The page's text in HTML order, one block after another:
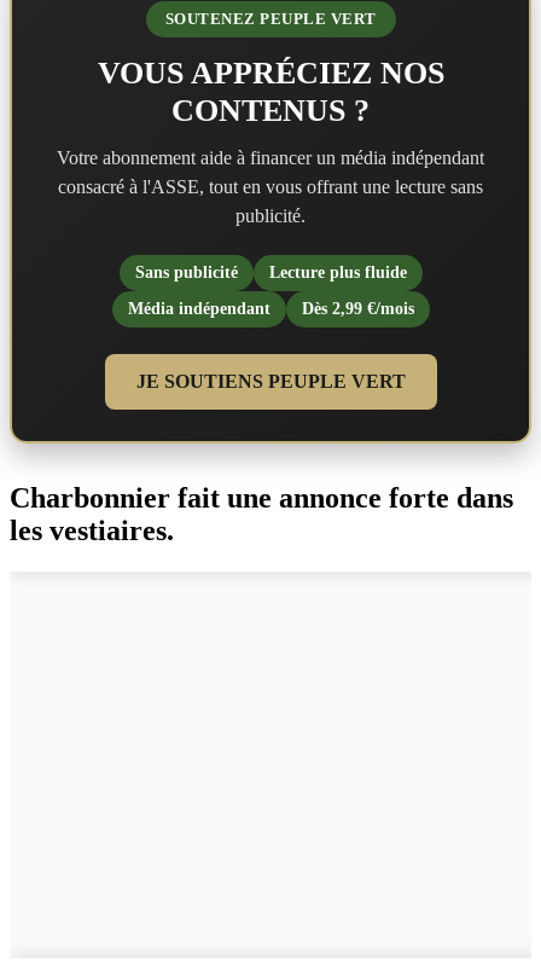
SOUTENEZ PEUPLE VERT
VOUS APPRÉCIEZ NOS
CONTENUS ?
Votre abonnement aide à financer un média indépendant
consacré à l'ASSE, tout en vous offrant une lecture sans
publicité.
Sans publicité
Lecture plus fluide
Média indépendant
Dès 2,99 €/mois
JE SOUTIENS PEUPLE VERT
Charbonnier fait une annonce forte dans
les vestiaires.